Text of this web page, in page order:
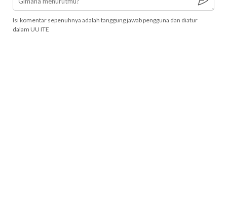
Isi komentar sepenuhnya adalah tanggung jawab pengguna dan diatur
dalam UU ITE